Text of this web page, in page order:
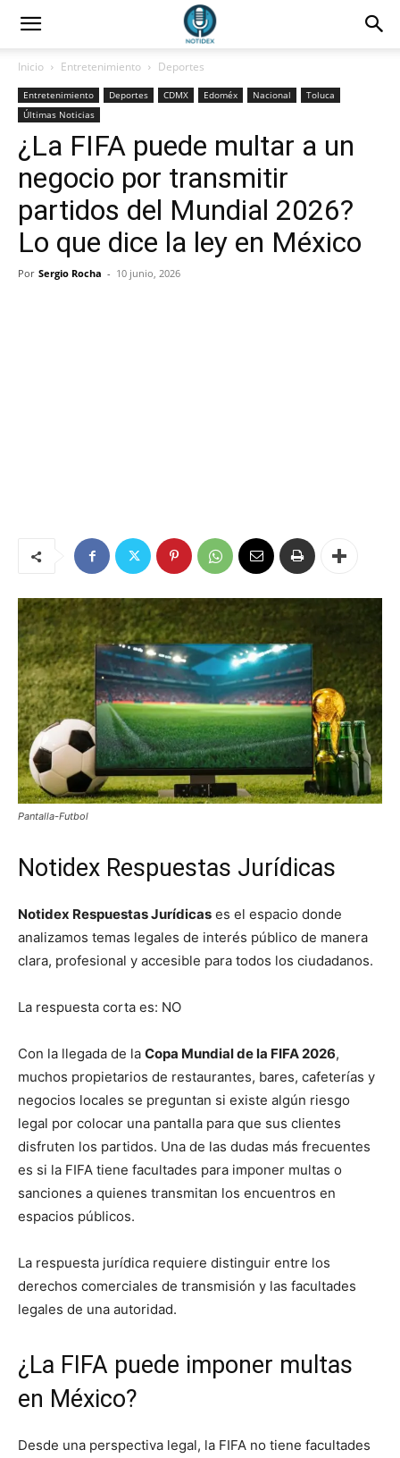
Inicio Entretenimiento Deportes
Entretenimiento Deportes CDMX Edoméx Nacional
Toluca
Últimas Noticias
¿La FIFA puede multar a un
negocio por transmitir
partidos del Mundial 2026?
Lo que dice la ley en México
Por Sergio Rocha - 10 junio, 2026
Pantalla-Futbol
Notidex Respuestas Jurídicas
Notidex Respuestas Jurídicas es el espacio donde
analizamos temas legales de interés público de manera
clara, profesional y accesible para todos los ciudadanos.
La respuesta corta es: NO
Con la llegada de la Copa Mundial de la FIFA 2026,
muchos propietarios de restaurantes, bares, cafeterías y
negocios locales se preguntan si existe algún riesgo
legal por colocar una pantalla para que sus clientes
disfruten los partidos. Una de las dudas más frecuentes
es si la FIFA tiene facultades para imponer multas o
sanciones a quienes transmitan los encuentros en
espacios públicos.
La respuesta jurídica requiere distinguir entre los
derechos comerciales de transmisión y las facultades
legales de una autoridad.
¿La FIFA puede imponer multas
en México?
Desde una perspectiva legal, la FIFA no tiene facultades